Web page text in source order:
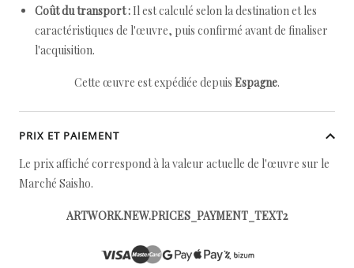
Coût du transport : Il est calculé selon la destination et les
caractéristiques de l'œuvre, puis confirmé avant de finaliser
l'acquisition.
Cette œuvre est expédiée depuis Espagne.
PRIX ET PAIEMENT
Le prix affiché correspond à la valeur actuelle de l'œuvre sur le
Marché Saisho.
ARTWORK.NEW.PRICES_PAYMENT_TEXT2